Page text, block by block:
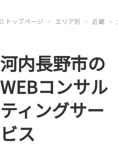
トップページ エリア別 近畿
河内長野市の
WEBコンサル
ティングサー
ビス